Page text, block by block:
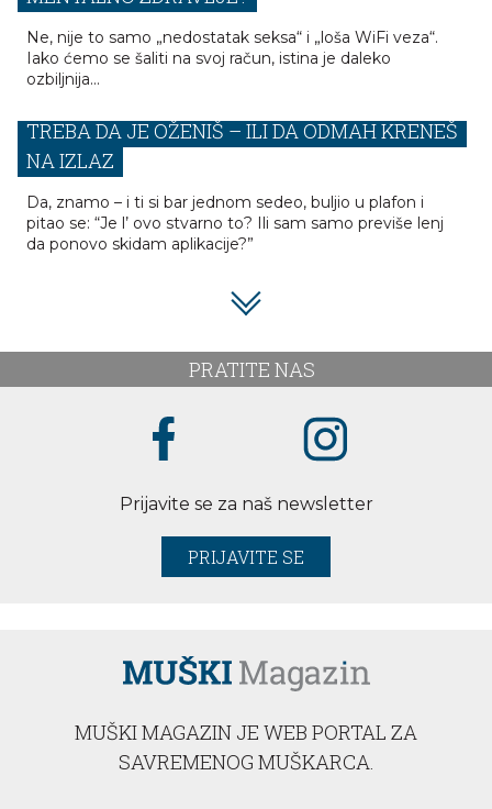
Ne, nije to samo „nedostatak seksa“ i „loša WiFi veza“.
Iako ćemo se šaliti na svoj račun, istina je daleko
ozbiljnija...
TREBA DA JE OŽENIŠ – ILI DA ODMAH KRENEŠ
NA IZLAZ
Da, znamo – i ti si bar jednom sedeo, buljio u plafon i
pitao se: “Je l’ ovo stvarno to? Ili sam samo previše lenj
da ponovo skidam aplikacije?”
PRATITE NAS
Prijavite se za naš newsletter
PRIJAVITE SE
MUŠKI MAGAZIN JE WEB PORTAL ZA
SAVREMENOG MUŠKARCA.